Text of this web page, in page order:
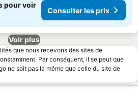
pour voir
Consulter les prix
Voir plus
que nous recevons des sites de
Par conséquent, il se peut que
ne soit pas la même que celle du site de